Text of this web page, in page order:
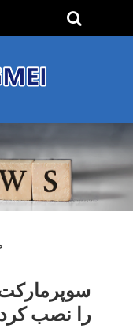
سوپرمارکت AM8208 را نصب کرد